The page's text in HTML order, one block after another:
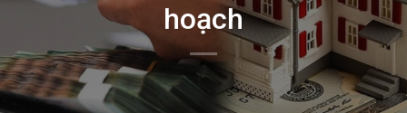
hoạch